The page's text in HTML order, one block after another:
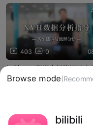
403 0
虹科NVH学堂 | 新能源纯电
NVH实车测试与数据分析指
Browse mode
bilibili
网络文化经营许可